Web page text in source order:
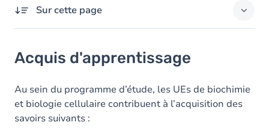
Sur cette page
Objectifs
Contenu
Acquis d'apprentissage
Au sein du programme d’étude, les UEs de biochimie
et biologie cellulaire contribuent à l’acquisition des
savoirs suivants :